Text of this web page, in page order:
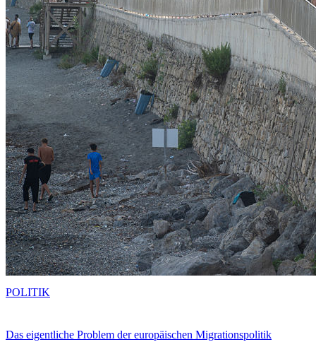
Das eigentliche Problem der europäischen Migrationspolitik
POLITIK